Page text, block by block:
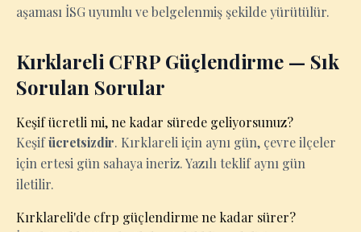
aşaması İSG uyumlu ve belgelenmiş şekilde yürütülür.
Kırklareli CFRP Güçlendirme — Sık
Sorulan Sorular
Keşif ücretli mi, ne kadar sürede geliyorsunuz?
Keşifücretsizdir. Kırklareli için aynı gün, çevre ilçeler
için ertesi gün sahaya ineriz. Yazılı teklif aynı gün
iletilir.
Kırklareli'de cfrp güçlendirme ne kadar sürer?